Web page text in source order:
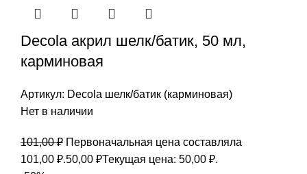
Decola акрил шелк/батик, 50 мл,
карминовая
Артикул: Decola шелк/батик (карминовая)
Нет в наличии
101,00₽ Первоначальная цена составляла
101,00 ₽.50,00 ₽Текущая цена: 50,00 ₽.